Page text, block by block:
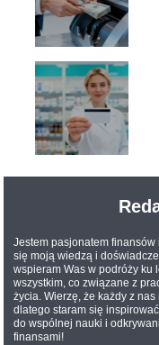
Jestem pasjonatem
się moją wiedzą i
wspieram Was w podróży ku
wszystkim, co związane z
życia. Wierzę, że każdy z
dlatego staram się
do wspólnej nauki i
finansami!